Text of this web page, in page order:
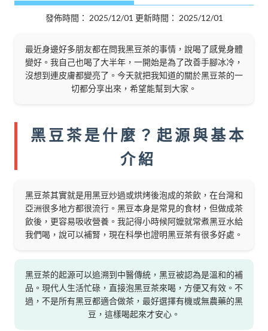
發佈時間： 2025/12/01 更新時間： 2025/12/01
最近身邊好多朋友都在問我黑豆茶的事情，說喝了感覺身體
變好。我自己也喝了大半年，一開始是為了改善手腳冰冷，
沒想到連皮膚都變亮了。今天就把我知道的關於黑豆茶的一
切都分享出來，希望能幫到大家。
黑豆茶是什麼？起源與基本
介紹
黑豆茶其實就是用黑豆炒過或烘烤後泡成的茶飲，在台灣和
亞洲很多地方都很流行。黑豆本身是常見的食材，但做成茶
飲後，更容易吸收營養。我記得小時候阿嬤就常煮黑豆水給
我們喝，說可以補腎，現在科學也證明黑豆茶有很多好處。
黑豆茶的起源可以追溯到中醫傳統，黑豆被認為是溫和的補
品。現代人生活忙碌，直接泡黑豆茶來喝，方便又有效。不
過，不是所有黑豆都適合做茶，最好選擇有機或無農藥的黑
豆，這樣喝起來才安心。